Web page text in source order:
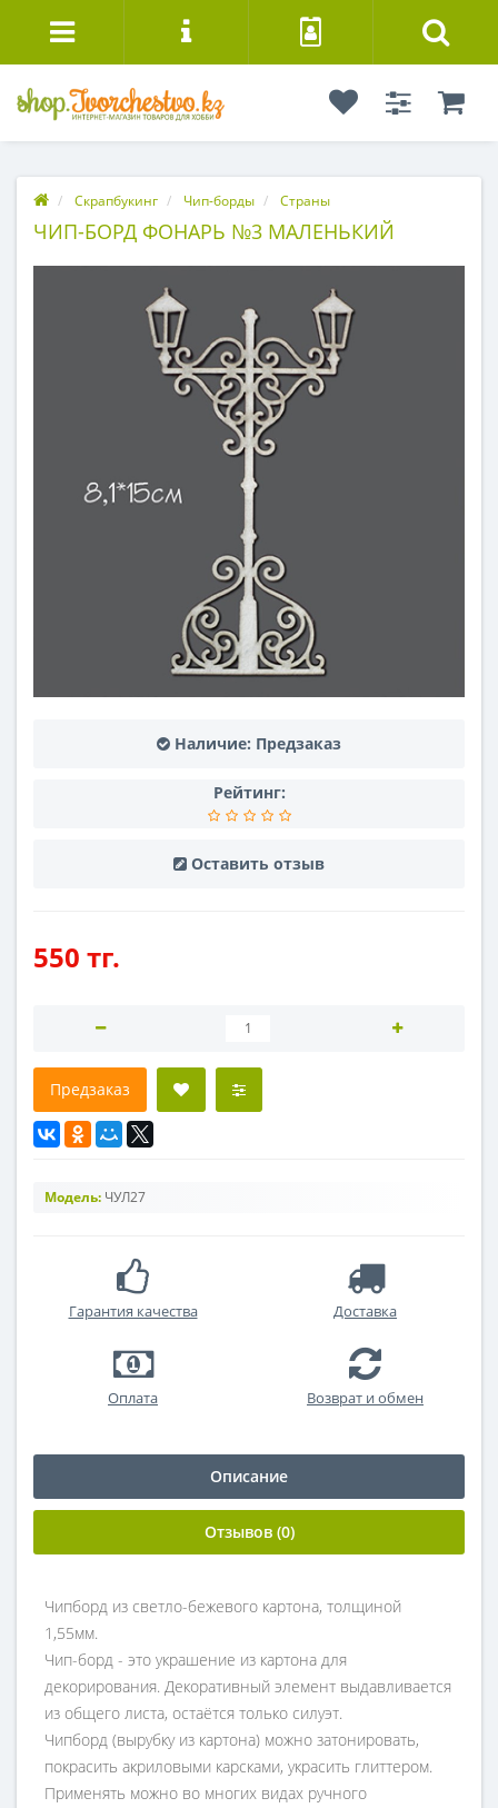
Скрапбукинг Чип-борды Страны
ЧИП-БОРД ФОНАРЬ №3 МАЛЕНЬКИЙ
Наличие: Предзаказ
Рейтинг:
Оставить отзыв
550 тг.
Предзаказ
Модель: ЧУЛ27
Гарантия качества Доставка
Оплата Возврат и обмен
Описание
Отзывов (0)
Чипборд из светло-бежевого картона, толщиной
1,55мм.
Чип-борд - это украшение из картона для
декорирования. Декоративный элемент выдавливается
из общего листа, остаётся только силуэт.
Чипборд (вырубку из картона) можно затонировать,
покрасить акриловыми карсками, украсить глиттером.
Применять можно во многих видах ручного